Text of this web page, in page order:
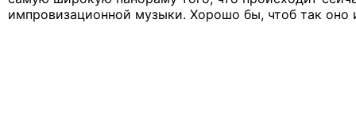
импровизационной музыки. Хорошо бы, чтоб так оно